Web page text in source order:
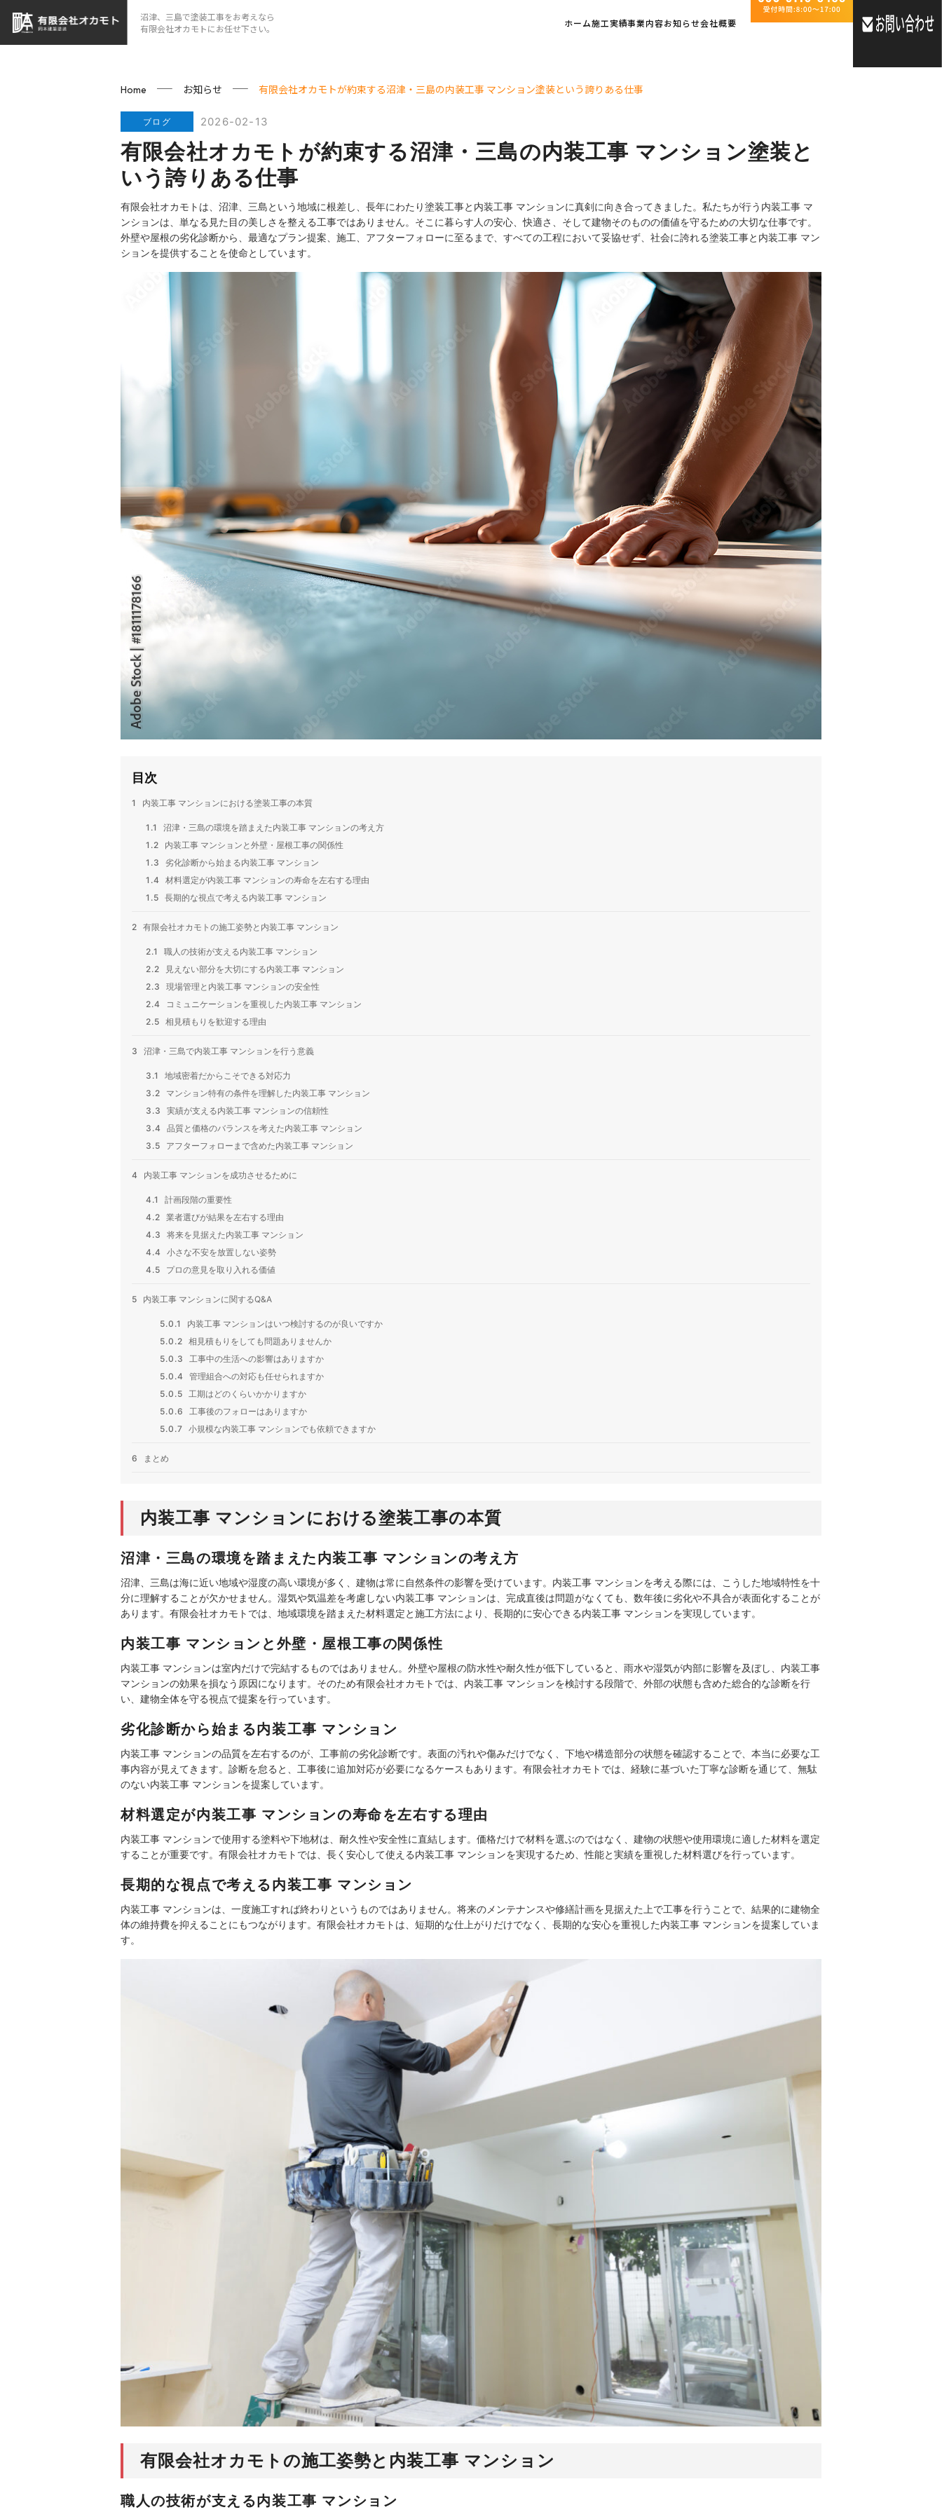
沼津、三島で塗装工事をお考えなら
有限会社オカモトにお任せ下さい。
ホーム施工実績事業内容お知らせ会社概要
Home お知らせ 有限会社オカモトが約束する沼津・三島の内装工事 マンション塗装という誇りある仕事
ブログ 2026-02-13
有限会社オカモトが約束する沼津・三島の内装工事 マンション塗装と
いう誇りある仕事
有限会社オカモトは、沼津、三島という地域に根差し、長年にわたり塗装工事と内装工事 マンションに真剣に向き合ってきました。私たちが行う内装工事 マ
ンションは、単なる見た目の美しさを整える工事ではありません。そこに暮らす人の安心、快適さ、そして建物そのものの価値を守るための大切な仕事です。
外壁や屋根の劣化診断から、最適なプラン提案、施工、アフターフォローに至るまで、すべての工程において妥協せず、社会に誇れる塗装工事と内装工事 マン
ションを提供することを使命としています。
目次
1 内装工事 マンションにおける塗装工事の本質
1.1
沼津・三島の環境を踏まえた内装工事 マンションの考え方
1.2
内装工事 マンションと外壁・屋根工事の関係性
1.3
劣化診断から始まる内装工事 マンション
1.4
材料選定が内装工事 マンションの寿命を左右する理由
1.5 長期的な視点で考える内装工事 マンション
2 有限会社オカモトの施工姿勢と内装工事 マンション
2.1
職人の技術が支える内装工事 マンション
2.2
見えない部分を大切にする内装工事 マンション
2.3
現場管理と内装工事 マンションの安全性
2.4
コミュニケーションを重視した内装工事 マンション
2.5 相見積もりを歓迎する理由
3 沼津・三島で内装工事 マンションを行う意義
3.1
地域密着だからこそできる対応力
3.2
マンション特有の条件を理解した内装工事 マンション
3.3
実績が支える内装工事 マンションの信頼性
3.4
品質と価格のバランスを考えた内装工事 マンション
3.5
アフターフォローまで含めた内装工事 マンション
4 内装工事 マンションを成功させるために
4.1
計画段階の重要性
4.2 業者選びが結果を左右する理由
4.3
将来を見据えた内装工事 マンション
4.4
小さな不安を放置しない姿勢
4.5
プロの意見を取り入れる価値
5 内装工事 マンションに関するQ&A
5.0.1
内装工事 マンションはいつ検討するのが良いですか
5.0.2 相見積もりをしても問題ありませんか
5.0.3
工事中の生活への影響はありますか
5.0.4
管理組合への対応も任せられますか
5.0.5 工期はどのくらいかかりますか
5.0.6
工事後のフォローはありますか
5.0.7 小規模な内装工事 マンションでも依頼できますか
6 まとめ
内装工事 マンションにおける塗装工事の本質
沼津・三島の環境を踏まえた内装工事 マンションの考え方
沼津、三島は海に近い地域や湿度の高い環境が多く、建物は常に自然条件の影響を受けています。内装工事 マンションを考える際には、こうした地域特性を十
分に理解することが欠かせません。湿気や気温差を考慮しない内装工事 マンションは、完成直後は問題がなくても、数年後に劣化や不具合が表面化することが
あります。有限会社オカモトでは、地域環境を踏まえた材料選定と施工方法により、長期的に安心できる内装工事 マンションを実現しています。
内装工事 マンションと外壁・屋根工事の関係性
内装工事 マンションは室内だけで完結するものではありません。外壁や屋根の防水性や耐久性が低下していると、雨水や湿気が内部に影響を及ぼし、内装工事
マンションの効果を損なう原因になります。そのため有限会社オカモトでは、内装工事 マンションを検討する段階で、外部の状態も含めた総合的な診断を行
い、建物全体を守る視点で提案を行っています。
劣化診断から始まる内装工事 マンション
内装工事 マンションの品質を左右するのが、工事前の劣化診断です。表面の汚れや傷みだけでなく、下地や構造部分の状態を確認することで、本当に必要な工
事内容が見えてきます。診断を怠ると、工事後に追加対応が必要になるケースもあります。有限会社オカモトでは、経験に基づいた丁寧な診断を通じて、無駄
のない内装工事 マンションを提案しています。
材料選定が内装工事 マンションの寿命を左右する理由
内装工事 マンションで使用する塗料や下地材は、耐久性や安全性に直結します。価格だけで材料を選ぶのではなく、建物の状態や使用環境に適した材料を選定
することが重要です。有限会社オカモトでは、長く安心して使える内装工事 マンションを実現するため、性能と実績を重視した材料選びを行っています。
長期的な視点で考える内装工事 マンション
内装工事 マンションは、一度施工すれば終わりというものではありません。将来のメンテナンスや修繕計画を見据えた上で工事を行うことで、結果的に建物全
体の維持費を抑えることにもつながります。有限会社オカモトは、短期的な仕上がりだけでなく、長期的な安心を重視した内装工事 マンションを提案していま
す。
有限会社オカモトの施工姿勢と内装工事 マンション
職人の技術が支える内装工事 マンション